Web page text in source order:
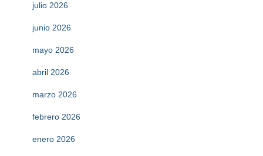
julio 2026
junio 2026
mayo 2026
abril 2026
marzo 2026
febrero 2026
enero 2026